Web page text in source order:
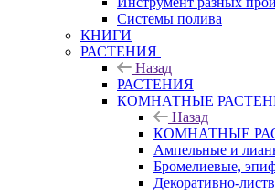
Системы полива
КНИГИ
РАСТЕНИЯ
Назад
РАСТЕНИЯ
КОМНАТНЫЕ
Назад
КОМНАТНЫЕ
Ампельные и
Бромелиевые,
Декоративно-